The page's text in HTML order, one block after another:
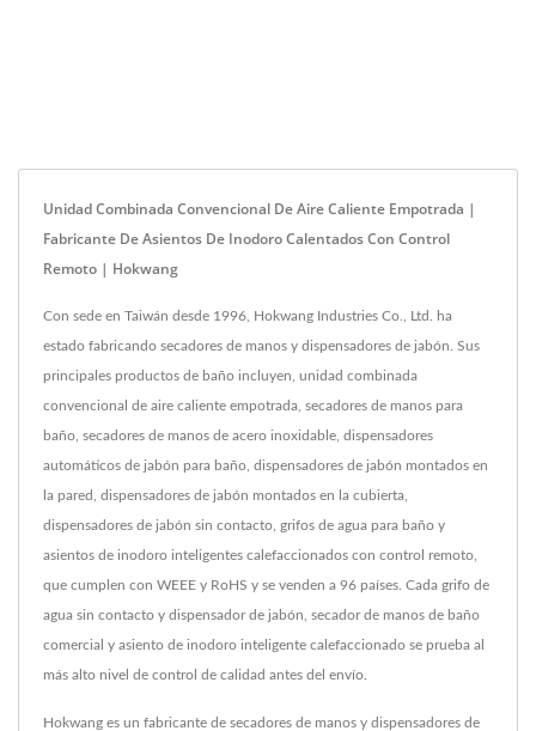
Unidad Combinada Convencional De Aire Caliente Empotrada |
Fabricante De Asientos De Inodoro Calentados Con Control
Remoto | Hokwang
Con sede en Taiwán desde 1996, Hokwang Industries Co., Ltd. ha
estado fabricando secadores de manos y dispensadores de jabón. Sus
principales productos de baño incluyen, unidad combinada
convencional de aire caliente empotrada, secadores de manos para
baño, secadores de manos de acero inoxidable, dispensadores
automáticos de jabón para baño, dispensadores de jabón montados en
la pared, dispensadores de jabón montados en la cubierta,
dispensadores de jabón sin contacto, grifos de agua para baño y
asientos de inodoro inteligentes calefaccionados con control remoto,
que cumplen con WEEE y RoHS y se venden a 96 países. Cada grifo de
agua sin contacto y dispensador de jabón, secador de manos de baño
comercial y asiento de inodoro inteligente calefaccionado se prueba al
más alto nivel de control de calidad antes del envío.
Hokwang es un fabricante de secadores de manos y dispensadores de